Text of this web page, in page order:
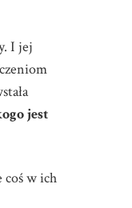
I jej
jest
coś w ich